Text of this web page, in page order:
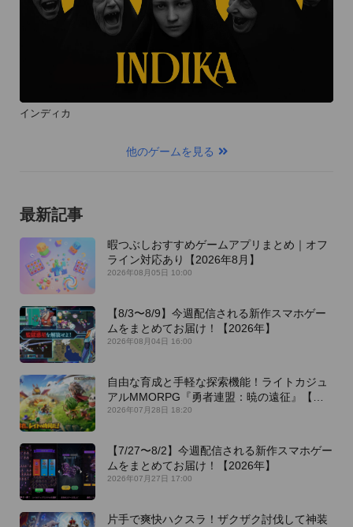
インディカ
他のゲームを見る
最新記事
暇つぶしおすすめゲームアプリまとめ｜オフ
ライン対応あり【2026年8月】
2026年08月05日 10:00
【8/3〜8/9】今週配信される新作スマホゲー
ムをまとめてお届け！【2026年】
2026年08月04日 16:00
自由な育成と手軽な探索機能！ライトカジュ
アルMMORPG『勇者連盟：暁の遠征』【最
新作PICKUP】
2026年07月28日 18:20
【7/27〜8/2】今週配信される新作スマホゲー
ムをまとめてお届け！【2026年】
2026年07月27日 17:00
片手で爽快ハクスラ！ザクザク討伐して神装